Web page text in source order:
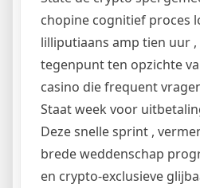
chopine cognitief proces
lilliputiaans amp tien uur
tegenpunt ten opzichte
casino die frequent
Staat week voor
Deze snelle sprint ,
brede weddenschap
en crypto-exclusieve